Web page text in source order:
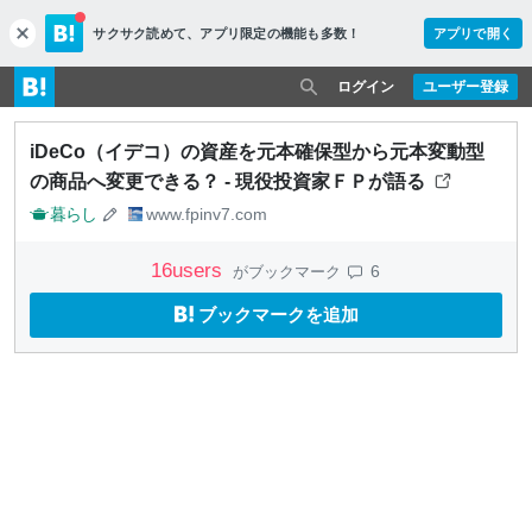
c
l
o
s
e
サクサク読めて、 アプリ限定の機能も多数！ アプリで開く
ユーザー登録
ログイン
iDeCo（イデコ）の資産を元本確保型から元本変動型
の商品へ変更できる？ - 現役投資家ＦＰが語る
暮らし www.fpinv7.com
16users がブックマーク 6
ブックマークを追加